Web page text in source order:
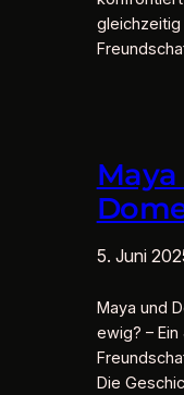
gleichzeitig
5. Juni
Maya und
ewig? –
Die